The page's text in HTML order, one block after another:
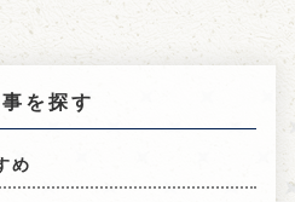
を探す
め